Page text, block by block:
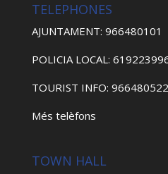
TELEPHONES
AJUNTAMENT: 966480101
POLICIA LOCAL:
TOURIST INFO: 966480522
Més telèfons
TOWN HALL